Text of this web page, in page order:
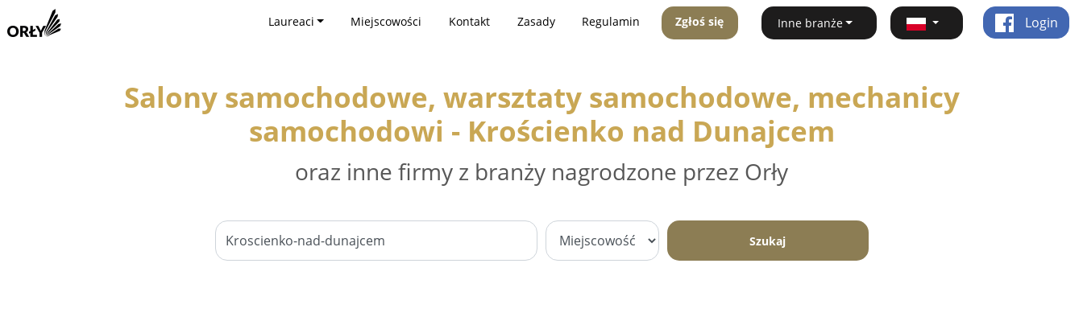
Laureaci Miejscowości Kontakt Zasady Regulamin Zgłoś się Inne branże Login
Salony samochodowe, warsztaty samochodowe, mechanicy
samochodowi - Krościenko nad Dunajcem
oraz inne firmy z branży nagrodzone przez Orły
Szukaj